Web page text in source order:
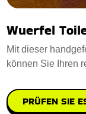
Wuerfel
Mit dieser
können Sie Ihren
PRÜFEN SIE